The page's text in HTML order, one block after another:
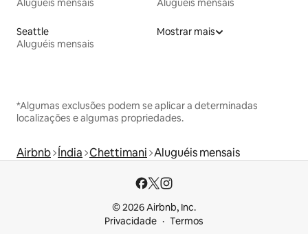
Aluguéis mensais
Aluguéis mensais
Seattle
Aluguéis mensais
Mostrar mais
*Algumas exclusões podem se aplicar a determinadas
localizações e algumas propriedades.
Airbnb Índia Chettimani Aluguéis mensais
© 2026 Airbnb, Inc.
Privacidade
Termos